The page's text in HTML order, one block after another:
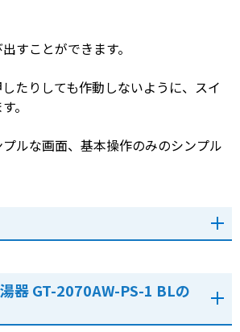
すことができます。
たりしても作動しないように、スイ
。
ルな画面、基本操作のみのシンプル
器 GT-2070AW-PS-1 BLの